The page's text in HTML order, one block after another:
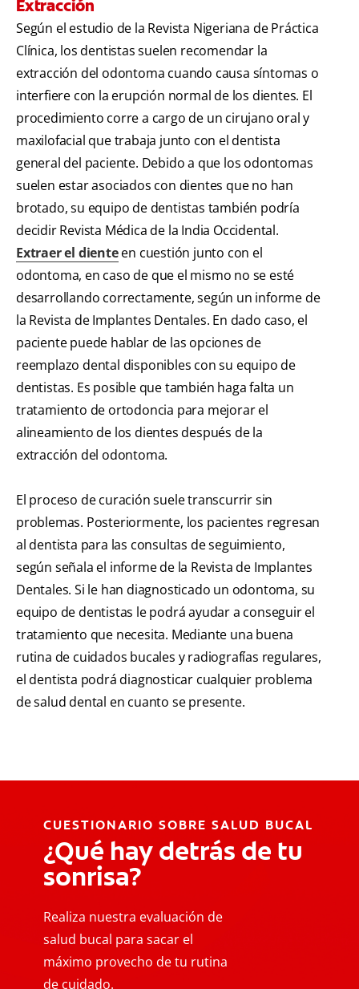
Extracción
Según el estudio de la Revista Nigeriana de Práctica
Clínica, los dentistas suelen recomendar la
extracción del odontoma cuando causa síntomas o
interfiere con la erupción normal de los dientes. El
procedimiento corre a cargo de un cirujano oral y
maxilofacial que trabaja junto con el dentista
general del paciente. Debido a que los odontomas
suelen estar asociados con dientes que no han
brotado, su equipo de dentistas también podría
decidir Revista Médica de la India Occidental.
Extraer el dienteen cuestión junto con el
odontoma, en caso de que el mismo no se esté
desarrollando correctamente, según un informe de
la Revista de Implantes Dentales. En dado caso, el
paciente puede hablar de las opciones de
reemplazo dental disponibles con su equipo de
dentistas. Es posible que también haga falta un
tratamiento de ortodoncia para mejorar el
alineamiento de los dientes después de la
extracción del odontoma.
El proceso de curación suele transcurrir sin
problemas. Posteriormente, los pacientes regresan
al dentista para las consultas de seguimiento,
según señala el informe de la Revista de Implantes
Dentales. Si le han diagnosticado un odontoma, su
equipo de dentistas le podrá ayudar a conseguir el
tratamiento que necesita. Mediante una buena
rutina de cuidados bucales y radiografías regulares,
el dentista podrá diagnosticar cualquier problema
de salud dental en cuanto se presente.
CUESTIONARIO SOBRE SALUD BUCAL
¿Qué hay detrás de tu
sonrisa?
Realiza nuestra evaluación de
salud bucal para sacar el
máximo provecho de tu rutina
de cuidado.